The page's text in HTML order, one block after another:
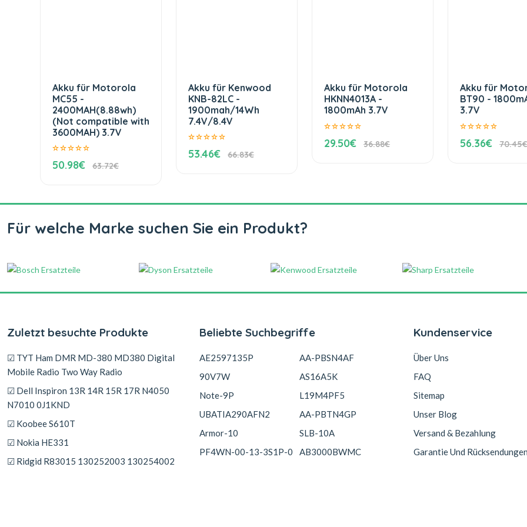
Akku für Motorola
MC55 -
2400MAH(8.88wh)
(Not compatible with
3600MAH) 3.7V
50.98€ 63.72€
Akku für Kenwood
KNB-82LC -
1900mah/14Wh
7.4V/8.4V
53.46€ 66.83€
Akku für Motorola
HKNN4013A -
1800mAh 3.7V
29.50€ 36.88€
Akku für
BT90 -
3.7V
56.36€ 70.45€
Für welche Marke suchen Sie ein Produkt?
Zuletzt besuchte Produkte
☑ TYT Ham DMR MD-380 MD380 Digital
Mobile Radio Two Way Radio
☑ Dell Inspiron 13R 14R 15R 17R N4050
N7010 0J1KND
☑ Koobee S610T
☑ Nokia HE331
☑ Ridgid R83015 130252003 130254002
Beliebte Suchbegriffe
AE2597135P
90V7W
Note-9P
UBATIA290AFN2
Armor-10
PF4WN-00-13-3S1P-0
AA-PBSN4AF
AS16A5K
L19M4PF5
AA-PBTN4GP
SLB-10A
AB3000BWMC
Kundenservice
Über Uns
FAQ
Sitemap
Unser Blog
Versand & Bezahlung
Garantie Und Rücksendungen